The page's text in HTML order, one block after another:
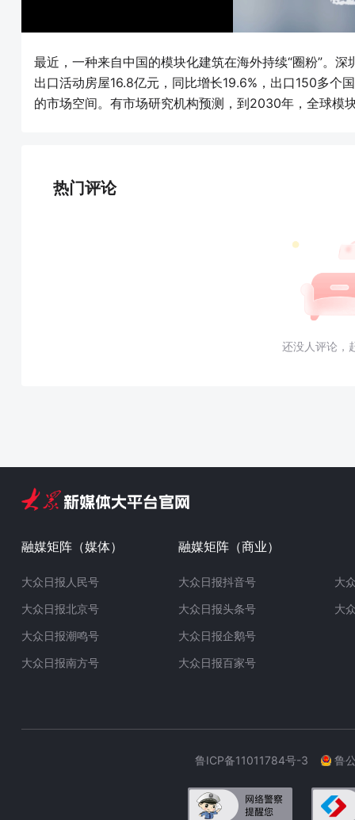
最近，一种来自中国的模块化建筑在海外持续“圈粉”。
出口活动房屋16.8亿元，同比增长19.6%，出口150多个
的市场空间。有市场研究机构预测，到2030年，全球模
热门评论
还没人评论，
融媒矩阵（媒体）
大众日报人民号
大众日报北京号
大众日报潮鸣号
大众日报南方号
融媒矩阵（商业）
大众日报抖音号
大众日报头条号
大众日报企鹅号
大众日报百家号
大
大
鲁ICP备11011784号-3 鲁